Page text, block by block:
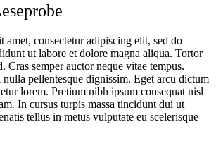
amet, consectetur adipiscing elit, sed do
ut labore et dolore magna aliqua. Tortor
Cras semper auctor neque vitae tempus.
nulla pellentesque dignissim. Eget arcu dictum
lorem. Pretium nibh ipsum consequat nisl
In cursus turpis massa tincidunt dui ut
tellus in metus vulputate eu scelerisque